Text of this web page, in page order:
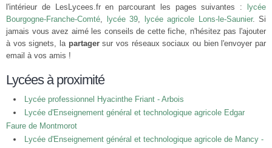
l'intérieur de LesLycees.fr en parcourant les pages suivantes :
lycée
Bourgogne-Franche-Comté, lycée 39, lycée agricole Lons-le-Saunier. Si
jamais vous avez aimé les conseils de cette fiche, n'hésitez pas l'ajouter
à vos signets, la partagersur vos réseaux sociaux ou bien l'envoyer par
email à vos amis !
Lycées à proximité
Lycée professionnel Hyacinthe Friant - Arbois
Lycée d'Enseignement général et technologique agricole Edgar
Faure de Montmorot
Lycée d'Enseignement général et technologique agricole de Mancy -